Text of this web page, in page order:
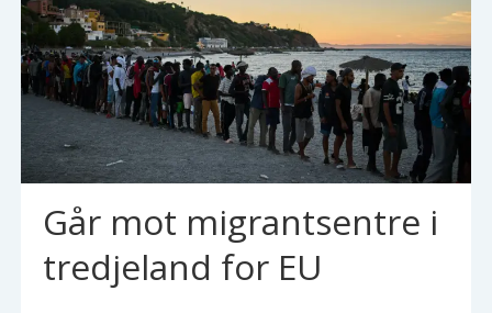
Går mot migrantsentre i
tredjeland for EU